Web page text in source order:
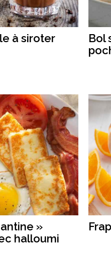
à siroter
Bol
»
halloumi